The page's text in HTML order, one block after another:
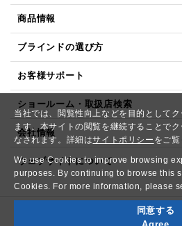
当社では、閲覧性向上などを目的として
ます。本サイトの閲覧を継続することで
なされます。詳細はサイトポリシー をご覧
We use Cookies to improve browsing
purposes. By continuing to browse this
Cookies. For more information, please
同意する
商品情報
ブラインドの選び方
お客様サポート
ショールーム・取扱店検索
会社情報
ウェブサイトについて
Copyright© NICHIBEI CO.,LTD. All